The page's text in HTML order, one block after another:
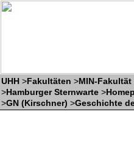
UHH >Fakultäten >MIN-Fakultät
>Hamburger Sternwarte >
>GN (Kirschner) >Geschichte